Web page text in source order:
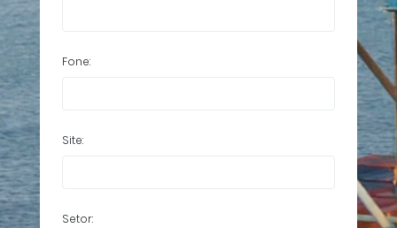
Fone:
Site:
Setor: